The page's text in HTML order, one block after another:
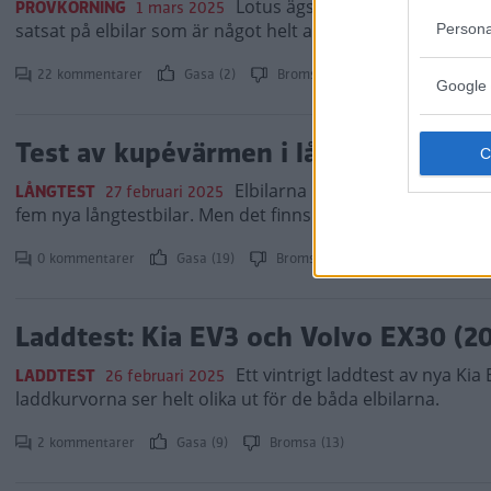
Google
PROVKÖRNING 1 mars 2025 Lotus ägs sedan 2017 av
satsat på elbilar som är något helt annat än forna tiders
22 kommentarer Gasa (2) Bromsa (7)
Test av kupévärmen i
LÅNGTEST 27 februari 2025 Elbilarna har en stor fördel
fem nya långtestbilar. Men det finns också
0 kommentarer Gasa (19) Bromsa (5)
Laddtest: Kia EV3 och Volvo EX30
LADDTEST 26 februari 2025 Ett vintrigt laddtest av nya Kia
laddkurvorna ser helt olika ut för de båda elbilarna.
2 kommentarer Gasa (9) Bromsa (13)